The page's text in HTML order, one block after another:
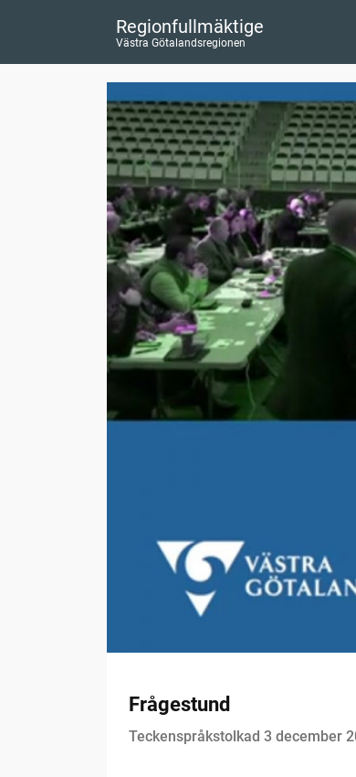
Regionfullmäktige
Västra Götalandsregionen
Frågestund
Teckenspråkstolkad 3 december